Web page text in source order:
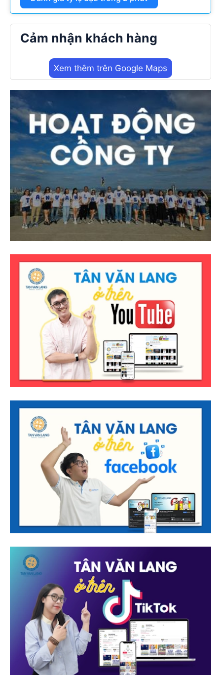
Cảm nhận khách hàng
Xem thêm trên Google Maps